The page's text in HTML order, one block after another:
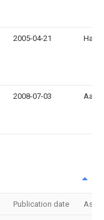
2005-04-21
2008-07-03
Publication date